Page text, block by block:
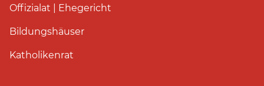
Offizialat | Ehegericht
Bildungshäuser
Katholikenrat